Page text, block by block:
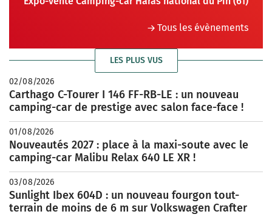
Tous les évènements
LES PLUS VUS
02/08/2026
Carthago C-Tourer I 146 FF-RB-LE : un nouveau
camping-car de prestige avec salon face-face !
01/08/2026
Nouveautés 2027 : place à la maxi-soute avec le
camping-car Malibu Relax 640 LE XR !
03/08/2026
Sunlight Ibex 604D : un nouveau fourgon tout-
terrain de moins de 6 m sur Volkswagen Crafter